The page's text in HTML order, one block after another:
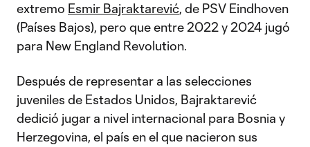
extremo Esmir Bajraktarević, de PSV Eindhoven
(Países Bajos), pero que entre 2022 y 2024 jugó
para New England Revolution.
Después de representar a las selecciones
juveniles de Estados Unidos, Bajraktarević
dedició jugar a nivel internacional para Bosnia y
Herzegovina, el país en el que nacieron sus